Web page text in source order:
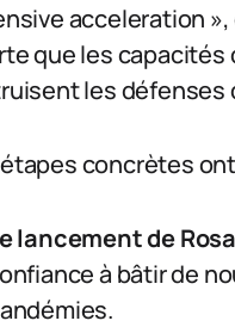
acceleration
que les capacités
les défenses
concrètes
lancement de
à bâtir de